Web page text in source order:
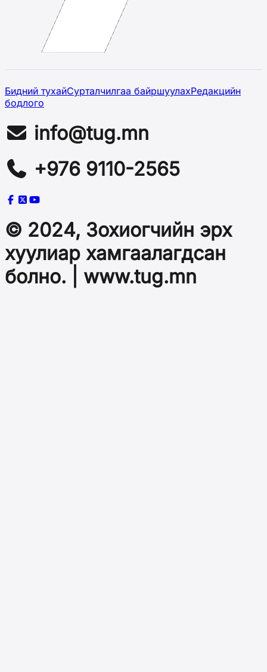
Бидний тухайСурталчилгаа байршуулахРедакцийн
бодлого
info@tug.mn
+976 9110-2565
© 2024, Зохиогчийн эрх
хуулиар хамгаалагдсан
болно. | www.tug.mn